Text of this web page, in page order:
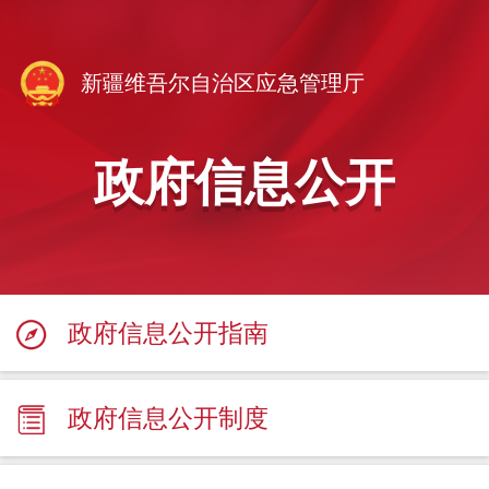
新疆维吾尔自治区应急管理厅
政府信息公开
政府信息公开指南
政府信息公开制度